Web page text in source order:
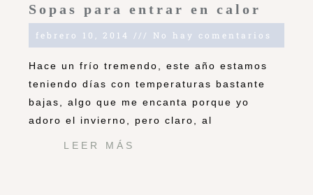
Sopas para entrar en calor
febrero 10, 2014 No hay comentarios
Hace un frío tremendo, este año estamos
teniendo días con temperaturas bastante
bajas, algo que me encanta porque yo
adoro el invierno, pero claro, al
LEER MÁS